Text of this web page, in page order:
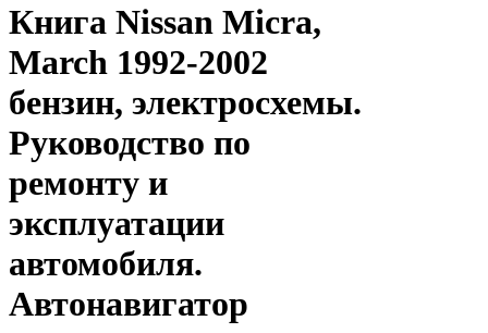
Книга Nissan Micra,
March 1992-2002
бензин, электросхемы.
Руководство по
ремонту и
эксплуатации
автомобиля.
Автонавигатор